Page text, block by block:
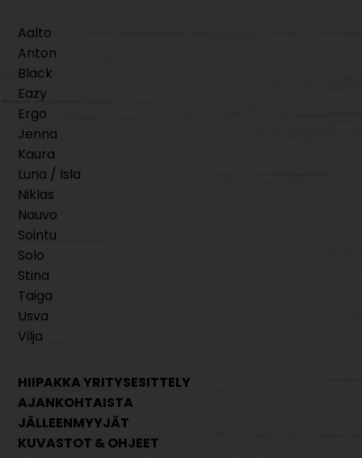
Aalto
Anton
Black
Eazy
Ergo
Jenna
Kaura
Luna / Isla
Niklas
Nauvo
Sointu
Solo
Stina
Taiga
Usva
Vilja
HIIPAKKA YRITYSESITTELY
AJANKOHTAISTA
JÄLLEENMYYJÄT
KUVASTOT & OHJEET